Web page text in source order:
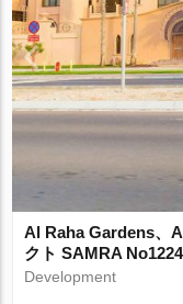
Al Raha Gardens、
クト SAMRA
Development